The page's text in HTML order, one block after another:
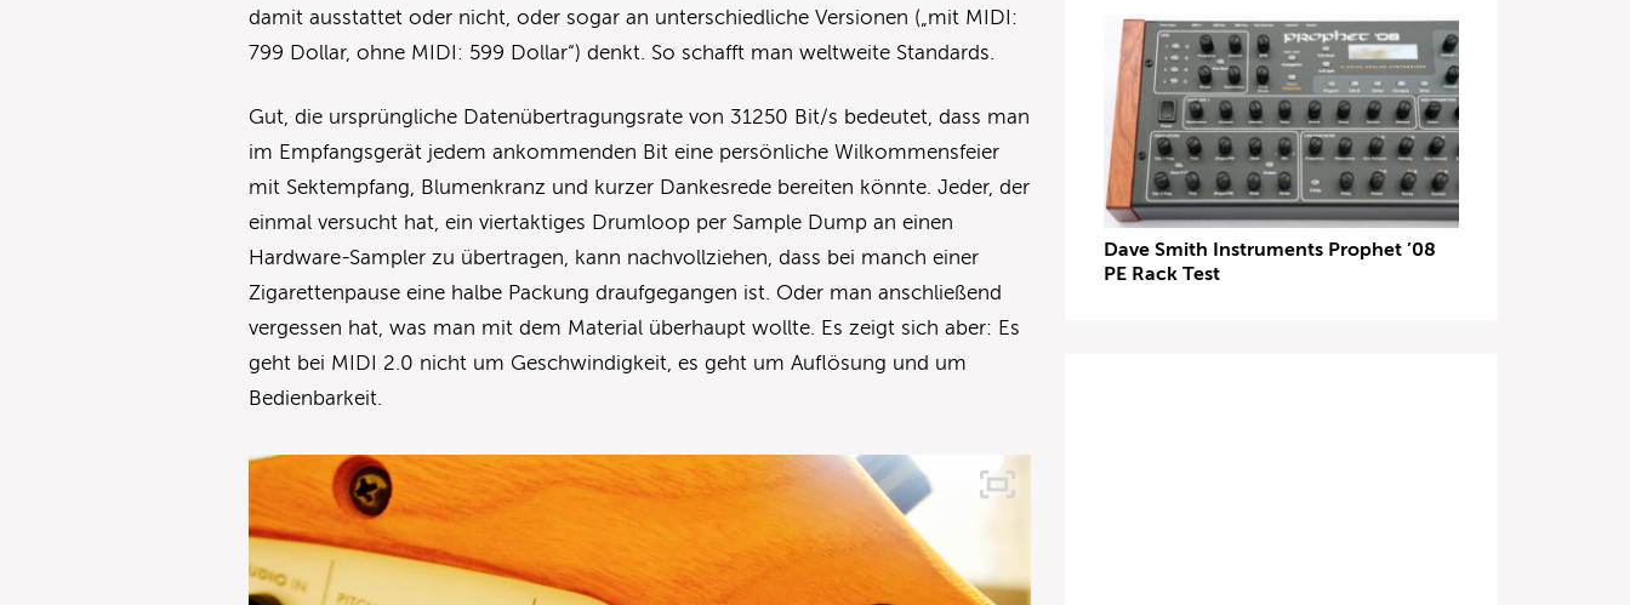
damit ausstattet oder nicht, oder sogar an unterschiedliche Versionen („mit MIDI:
799 Dollar, ohne MIDI: 599 Dollar“) denkt. So schafft man weltweite Standards.
Gut, die ursprüngliche Datenübertragungsrate von 31250 Bit/s bedeutet, dass man
im Empfangsgerät jedem ankommenden Bit eine persönliche Wilkommensfeier
mit Sektempfang, Blumenkranz und kurzer Dankesrede bereiten könnte. Jeder, der
einmal versucht hat, ein viertaktiges Drumloop per Sample Dump an einen
Hardware-Sampler zu übertragen, kann nachvollziehen, dass bei manch einer
Zigarettenpause eine halbe Packung draufgegangen ist. Oder man anschließend
vergessen hat, was man mit dem Material überhaupt wollte. Es zeigt sich aber: Es
geht bei MIDI 2.0 nicht um Geschwindigkeit, es geht um Auflösung und um
Bedienbarkeit.
Dave Smith Instruments Prophet ’08
PE Rack Test